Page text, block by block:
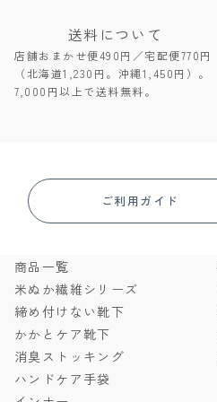
送料について
店舗おまかせ便490円／宅配便770円
（北海道1,230円。沖縄1,450円）。
7,000円以上で送料無料。
ご利用ガイド
商品一覧
米ぬか繊維シリーズ
締め付けない靴下
かかとケア靴下
消臭ストッキング
ハンドケア手袋